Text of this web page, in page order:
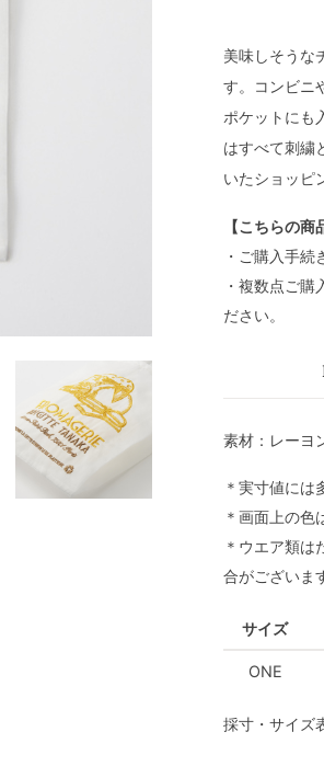
美味しそうな
す。コンビニ
ポケットにも
はすべて刺繍
いたショッピ
【こちらの商
・ご購入手続
・複数点ご
ださい。
素材：レーヨ
＊実寸値には
＊画面上の色
＊ウエア類は
合がございま
サイズ
ONE
採寸・サイズ